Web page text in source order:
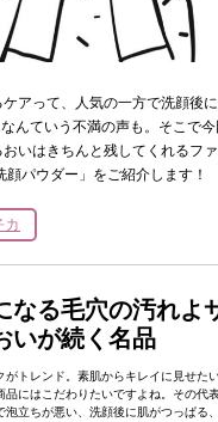
アって、人気の一方で洗顔後
んていう不満の声も。そこで
いはきちんと残してくれるフ
パウダー」をご紹介します！
力
なる毛穴の汚れよ
いが続く名品
がトレンド。素肌からキレイに見せた
品にはこだわりたいですよね。その代
泡立ちが悪い、洗顔後に肌がつっぱる